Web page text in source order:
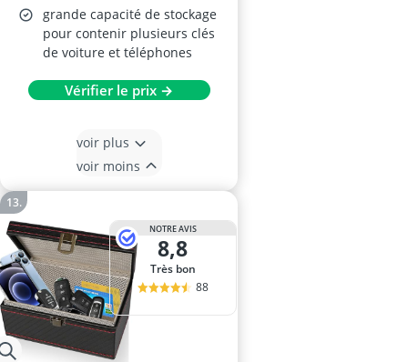
grande capacité de stockage
pour contenir plusieurs clés
de voiture et téléphones
Vérifier le prix →
voir plus
voir moins
NOTRE AVIS
8,8
Très bon
88